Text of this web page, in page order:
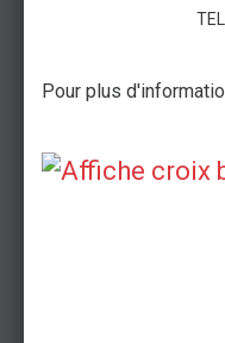
Pour plus